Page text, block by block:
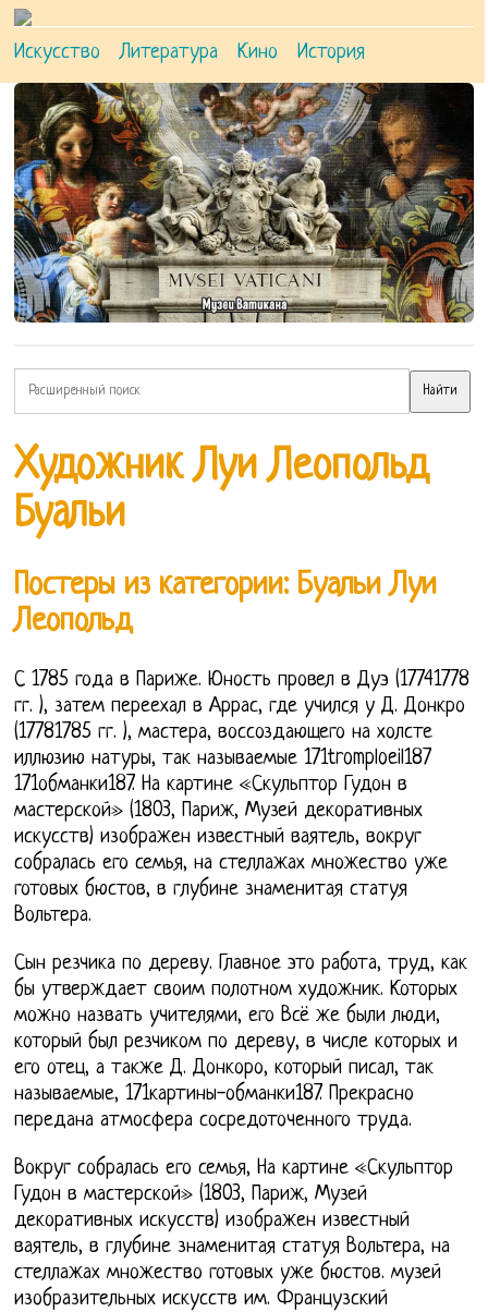
Искусство Литература Кино История
Художник Луи Леопольд
Буальи
Постеры из категории: Буальи Луи
Леопольд
С 1785 года в Париже. Юность провел в Дуэ (17741778
гг. ), затем переехал в Аррас, где учился у Д. Донкро
(17781785 гг. ), мастера, воссоздающего на холсте
иллюзию натуры, так называемые 171tromploeil187
171обманки187. На картине «Скульптор Гудон в
мастерской» (1803, Париж, Музей декоративных
искусств) изображен известный ваятель, вокруг
собралась его семья, на стеллажах множество уже
готовых бюстов, в глубине знаменитая статуя
Вольтера.
Сын резчика по дереву. Главное это работа, труд, как
бы утверждает своим полотном художник. Которых
можно назвать учителями, его Всё же были люди,
который был резчиком по дереву, в числе которых и
его отец, а также Д. Донкоро, который писал, так
называемые, 171картины-обманки187. Прекрасно
передана атмосфера сосредоточенного труда.
Вокруг собралась его семья, На картине «Скульптор
Гудон в мастерской» (1803, Париж, Музей
декоративных искусств) изображен известный
ваятель, в глубине знаменитая статуя Вольтера, на
стеллажах множество готовых уже бюстов. музей
изобразительных искусств им. Французский